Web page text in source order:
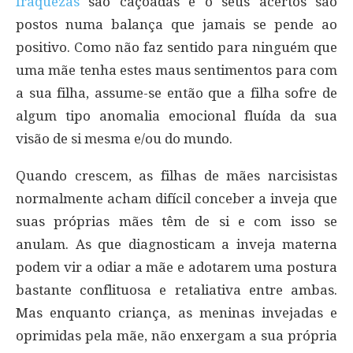
postos numa balança que jamais se pende ao
positivo. Como não faz sentido para ninguém que
uma mãe tenha estes maus sentimentos para com
a sua filha, assume-se então que a filha sofre de
algum tipo anomalia emocional fluída da sua
visão de si mesma e/ou do mundo.
Quando crescem, as filhas de mães narcisistas
normalmente acham difícil conceber a inveja que
suas próprias mães têm de si e com isso se
anulam. As que diagnosticam a inveja materna
podem vir a odiar a mãe e adotarem uma postura
bastante conflituosa e retaliativa entre ambas.
Mas enquanto criança, as meninas invejadas e
oprimidas pela mãe, não enxergam a sua própria